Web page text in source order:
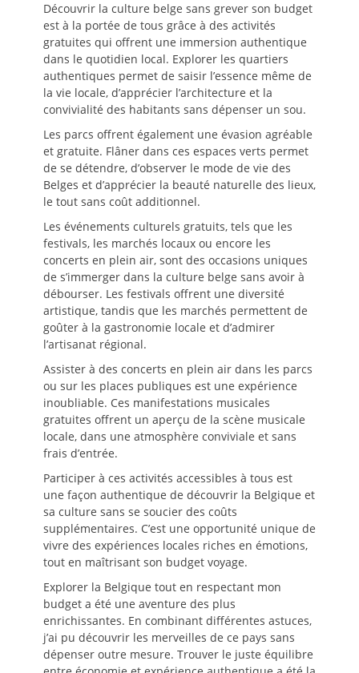
Découvrir la culture belge sans grever son budget
est à la portée de tous grâce à des activités
gratuites qui offrent une immersion authentique
dans le quotidien local. Explorer les quartiers
authentiques permet de saisir l’essence même de
la vie locale, d’apprécier l’architecture et la
convivialité des habitants sans dépenser un sou.
Les parcs offrent également une évasion agréable
et gratuite. Flâner dans ces espaces verts permet
de se détendre, d’observer le mode de vie des
Belges et d’apprécier la beauté naturelle des lieux,
le tout sans coût additionnel.
Les événements culturels gratuits, tels que les
festivals, les marchés locaux ou encore les
concerts en plein air, sont des occasions uniques
de s’immerger dans la culture belge sans avoir à
débourser. Les festivals offrent une diversité
artistique, tandis que les marchés permettent de
goûter à la gastronomie locale et d’admirer
l’artisanat régional.
Assister à des concerts en plein air dans les parcs
ou sur les places publiques est une expérience
inoubliable. Ces manifestations musicales
gratuites offrent un aperçu de la scène musicale
locale, dans une atmosphère conviviale et sans
frais d’entrée.
Participer à ces activités accessibles à tous est
une façon authentique de découvrir la Belgique et
sa culture sans se soucier des coûts
supplémentaires. C’est une opportunité unique de
vivre des expériences locales riches en émotions,
tout en maîtrisant son budget voyage.
Explorer la Belgique tout en respectant mon
budget a été une aventure des plus
enrichissantes. En combinant différentes astuces,
j’ai pu découvrir les merveilles de ce pays sans
dépenser outre mesure. Trouver le juste équilibre